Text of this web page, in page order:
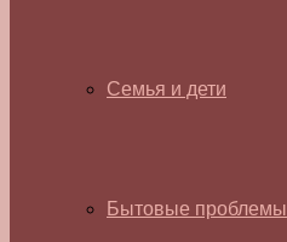
Семья и дети
Бытовые проблемы